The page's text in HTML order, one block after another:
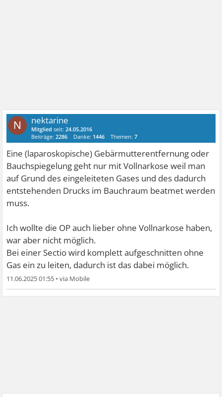
N nektarine
Mitglied seit:24.05.2016
Beiträge:2286 Danke: 1446 Themen:7
Eine (laparoskopische) Gebärmutterentfernung oder
Bauchspiegelung geht nur mit Vollnarkose weil man
auf Grund des eingeleiteten Gases und des dadurch
entstehenden Drucks im Bauchraum beatmet werden
muss.
Ich wollte die OP auch lieber ohne Vollnarkose haben,
war aber nicht möglich.
Bei einer Sectio wird komplett aufgeschnitten ohne
Gas ein zu leiten, dadurch ist das dabei möglich.
11.06.2025 01:55 •